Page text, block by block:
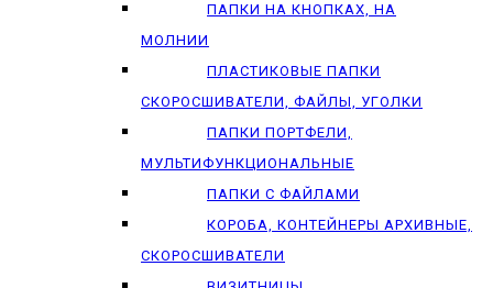
ПАПКИ НА КНОПКАХ, НА
МОЛНИИ
ПЛАСТИКОВЫЕ ПАПКИ
СКОРОСШИВАТЕЛИ, ФАЙЛЫ, УГОЛКИ
ПАПКИ ПОРТФЕЛИ,
МУЛЬТИФУНКЦИОНАЛЬНЫЕ
ПАПКИ С ФАЙЛАМИ
КОРОБА, КОНТЕЙНЕРЫ АРХИВНЫЕ,
СКОРОСШИВАТЕЛИ